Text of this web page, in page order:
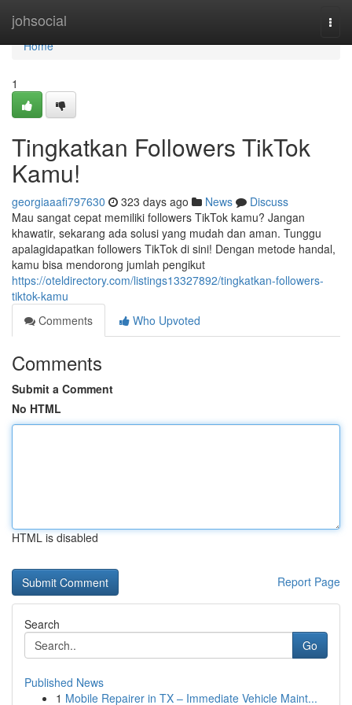
johsocial
Home
Home
1
Tingkatkan Followers TikTok
Kamu!
georgiaaafi797630 323 days ago News
Discuss
Mau sangat cepat memiliki followers TikTok kamu? Jangan
khawatir, sekarang ada solusi yang mudah dan aman. Tunggu
apalagidapatkan followers TikTok di sini! Dengan metode handal,
kamu bisa mendorong jumlah pengikut
https://oteldirectory.com/listings13327892/tingkatkan-followers-
tiktok-kamu
Comments
Who Upvoted
Comments
Submit a Comment
No HTML
HTML is disabled
Report Page
Search
Go
Published News
1 Mobile Repairer in TX – Immediate Vehicle Maint...